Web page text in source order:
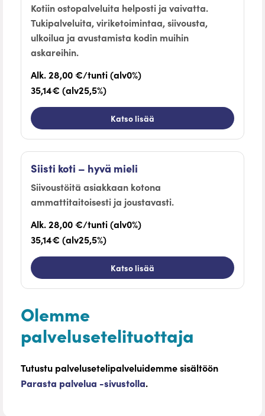
Kotiin ostopalveluita helposti ja vaivatta.
Tukipalveluita, viriketoimintaa, siivousta,
ulkoilua ja avustamista kodin muihin
askareihin.
Alk. 28,00 €/tunti (alv0%)
35,14€ (alv25,5%)
Katso lisää
Siisti koti – hyvä mieli
Siivoustöitä asiakkaan kotona
ammattitaitoisesti ja joustavasti.
Alk. 28,00 €/tunti (alv0%)
35,14€ (alv25,5%)
Katso lisää
Olemme
palvelusetelituottaja
Tutustu palvelusetelipalveluidemme sisältöön
Parasta palvelua -sivustolla.